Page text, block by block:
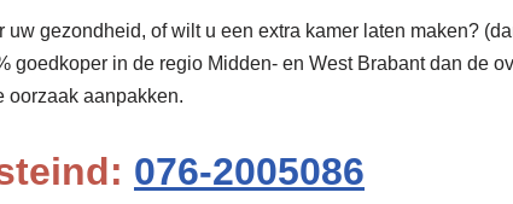
gezondheid, of wilt u een extra kamer laten maken?
goedkoper in de regio Midden- en West Brabant dan de
oorzaak aanpakken.
076-2005086